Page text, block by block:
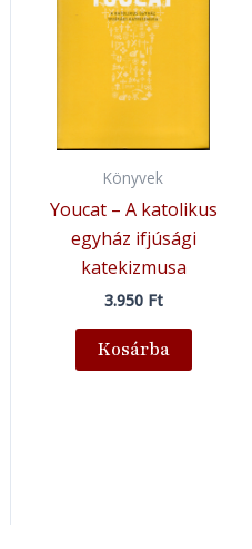
Könyvek
Youcat – A katolikus
egyház ifjúsági
katekizmusa
3.950 Ft
Kosárba